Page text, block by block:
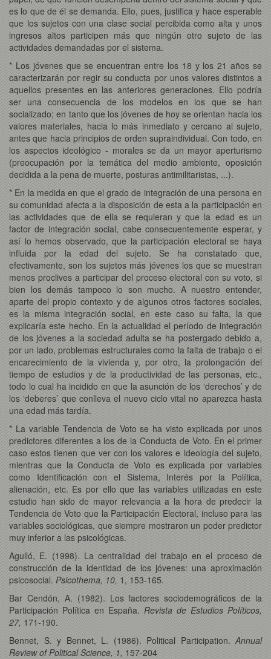
es lo que de él se demanda. Ello, pues, justifica y hace esperable
que los sujetos con una clase social percibida como alta y unos
ingresos altos participen más que ningún otro sujeto de las
actividades demandadas por el sistema.
* Los jóvenes que se encuentran entre los 18 y los 21 años se
caracterizarán por regir su conducta por unos valores distintos a
aquellos presentes en las anteriores generaciones. Ello podría
ser una consecuencia de los modelos en los que se han
socializado; en tanto que los jóvenes de hoy se orientan hacia los
valores materiales, hacia lo más inmediato y cercano al sujeto,
antes que hacia principios de orden supraindividual. Con todo, en
los aspectos ideológico - morales se da un mayor aperturismo
(preocupación por la temática del medio ambiente, oposición
decidida a la pena de muerte, posturas antimilitaristas, ...).
* En la medida en que el grado de integración de una persona en
su comunidad afecta a la disposición de esta a la participación en
las actividades que de ella se requieran y que la edad es un
factor de integración social, cabe consecuentemente esperar, y
así lo hemos observado, que la participación electoral se haya
influida por la edad del sujeto. Se ha constatado que,
efectivamente, son los sujetos más jóvenes los que se muestran
menos proclives a participar del proceso electoral con su voto, si
bien los demás tampoco lo son mucho. A nuestro entender,
aparte del propio contexto y de algunos otros factores sociales,
es la misma integración social, en este caso su falta, la que
explicaría este hecho. En la actualidad el período de integración
de los jóvenes a la sociedad adulta se ha postergado debido a,
por un lado, problemas estructurales como la falta de trabajo o el
encarecimiento de la vivienda y, por otro, la prolongación del
tiempo de estudios y de la productividad de las personas, etc.,
todo lo cual ha incidido en que la asunción de los ‘derechos’ y de
los ‘deberes’ que conlleva el nuevo ciclo vital no aparezca hasta
una edad más tardía.
* La variable Tendencia de Voto se ha visto explicada por unos
predictores diferentes a los de la Conducta de Voto. En el primer
caso estos tienen que ver con los valores e ideología del sujeto,
mientras que la Conducta de Voto es explicada por variables
como Identificación con el Sistema, Interés por la Política,
alienación, etc. Es por ello que las variables utilizadas en este
estudio han sido de mayor relevancia a la hora de predecir la
Tendencia de Voto que la Participación Electoral, incluso para las
variables sociológicas, que siempre mostraron un poder predictor
muy inferior a las psicológicas.
Agulló, E. (1998). La centralidad del trabajo en el proceso de
construcción de la identidad de los jóvenes: una aproximación
psicosocial. Psicothema, 10, 1, 153-165.
Bar Cendón, A. (1982). Los factores sociodemográficos de la
Participación Política en España. Revista de Estudios Políticos,
27, 171-190.
Bennet, S. y Bennet, L. (1986). Political Participation. Annual
Review of Political Science, 1, 157-204